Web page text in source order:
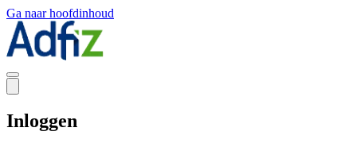
Ga naar hoofdinhoud
Inloggen